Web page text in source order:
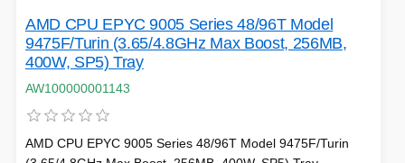
AMD CPU EPYC 9005 Series 48/96T Model
9475F/Turin (3.65/4.8GHz Max Boost, 256MB,
400W, SP5) Tray
AW100000001143
AMD CPU EPYC 9005 Series 48/96T Model 9475F/Turin